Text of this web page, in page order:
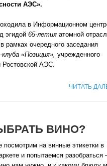
АЭС».
в Информационном
эгидой 65-летия атомной
рамках очередного заседания
«Позиция», учрежденного
Ростовской АЭС.
ЧИТАТЬ
ВИНО?
посмотрим на винные этикетки в
и попытаемся